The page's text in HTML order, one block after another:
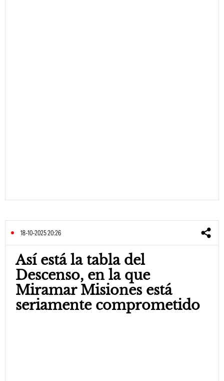
18-10-2025 20:26
Así está la tabla del
Descenso, en la que
Miramar Misiones está
seriamente comprometido